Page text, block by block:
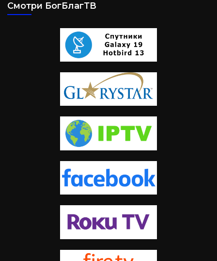
Смотри БогБлагТВ